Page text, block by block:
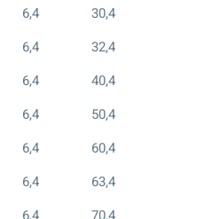
6,4
30,4
6,4
32,4
6,4
40,4
6,4
50,4
6,4
60,4
6,4
63,4
6,4
70,4